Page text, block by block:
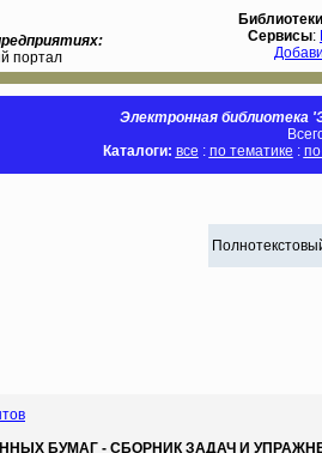
портал
Библиотеки
Сервисы:
Электронная библиотека
Каталоги: все : по тематике :
БУМАГ - СБОРНИК ЗАДАЧ И